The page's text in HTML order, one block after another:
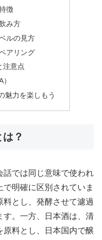
徴
み方
ルの見方
アリング
注意点
魅力を楽しもう
？
話では同じ意味で使われ
明確に区別されていま
とし、発酵させて濾過
す。一方、日本酒は、清
料とし、日本国内で醸